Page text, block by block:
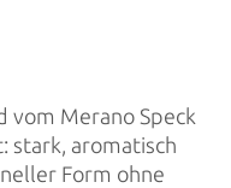
vom Merano Speck
aromatisch
Form ohne